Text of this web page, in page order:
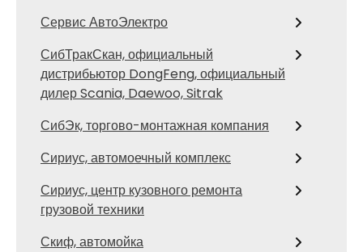
Сервис АвтоЭлектро
СибТракСкан, официальный
дистрибьютор DongFeng, официальный
дилер Scania, Daewoo, Sitrak
СибЭк, торгово-монтажная компания
Сириус, автомоечный комплекс
Сириус, центр кузовного ремонта
грузовой техники
Скиф, автомойка